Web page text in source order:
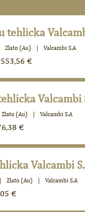
tehlicka
Zlato (Au) Valcambi S.A
€
Valcambi
Zlato (Au) Valcambi S.A
€
Valcambi
Zlato (Au) Valcambi S.A
€